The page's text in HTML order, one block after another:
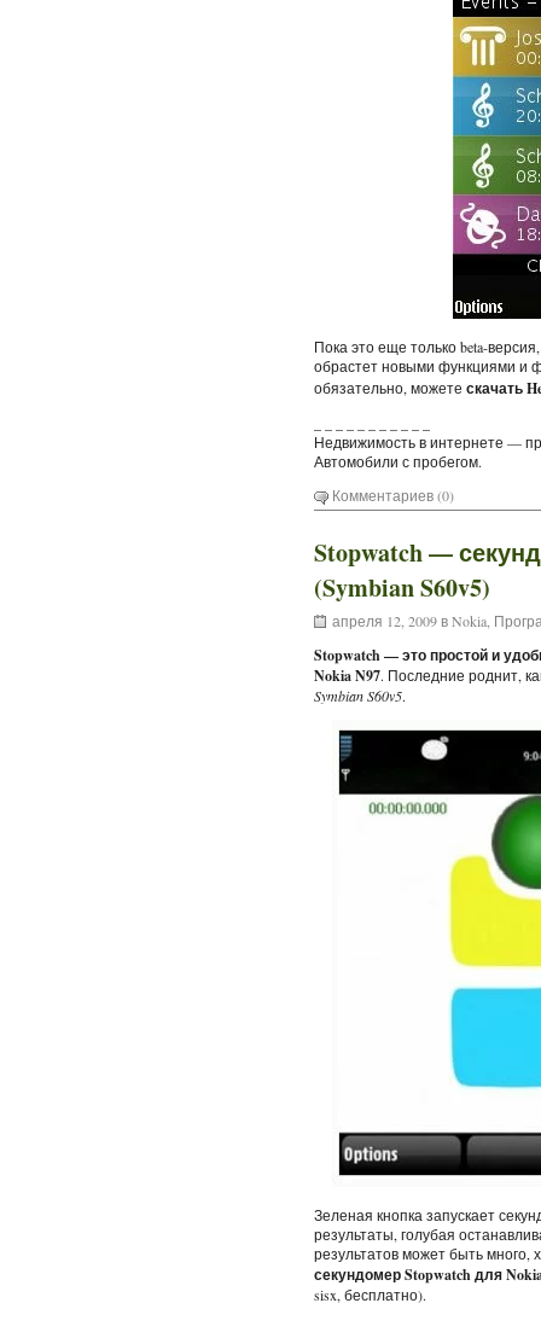
Пока это еще только beta-
обрастет новыми функциями и
обязательно, можете скачать
Недвижимость в интернете —
Автомобили с пробегом.
Комментариев (0)
Stopwatch —
(Symbian S60v5)
апреля 12, 2009 вNokia
Stopwatch — это простой и
Nokia N97. Последние роднит,
Symbian S60v5.
Зеленая кнопка запускает
результаты, голубая
результатов может быть
секундомер Stopwatch для
sisx, бесплатно).